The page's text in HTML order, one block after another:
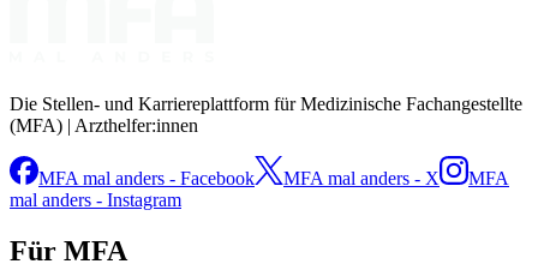
Die Stellen- und Karriereplattform für Medizinische Fachangestellte
(MFA) | Arzthelfer:innen
MFA mal anders - Facebook MFA mal anders - X
MFA
mal anders - Instagram
Für MFA